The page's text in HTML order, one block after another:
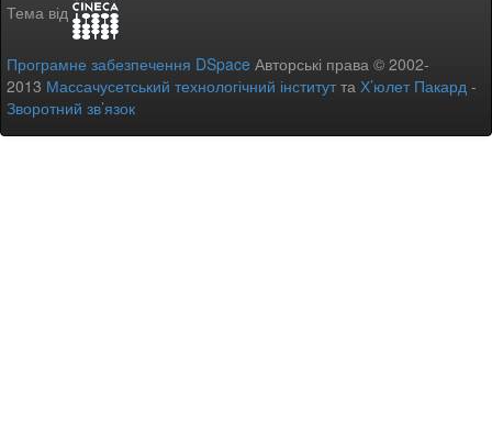
Тема від
Програмне забезпечення DSpace Авторські права © 2002-
2013 Массачусетський технологічний інститутта Х’юлет Пакард -
Зворотний зв’язок